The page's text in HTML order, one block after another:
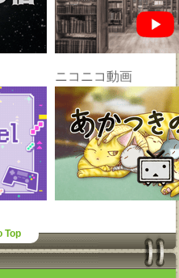
ニコニコ動画
Top